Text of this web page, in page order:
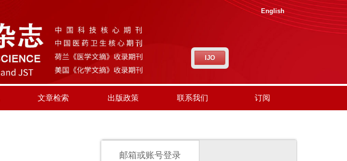
English
IJO
文章检索 出版政策 联系我们 订阅
邮箱或账号登录